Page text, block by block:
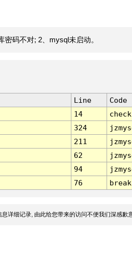
码不对; 2、mysql未启动。
Line
Code
14
324
211
62
94
76
详细记录, 由此给您带来的访问不便我们深感歉